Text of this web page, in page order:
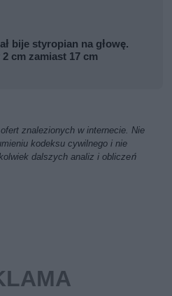
bije styropian na głowę.
cm zamiast 17 cm
znalezionych w internecie. Nie
kodeksu cywilnego i nie
dalszych analiz i obliczeń